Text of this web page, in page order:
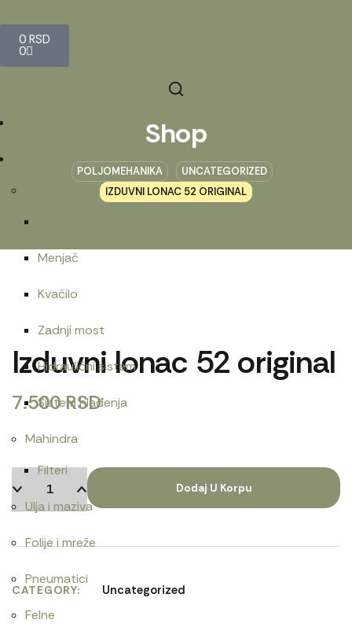
0 RSD
0
Menjač
Kvačilo
Zadnji most
Hidraulični sistem
Sistem hlađenja
Mahindra
Filteri
Ulja i maziva
Folije i mreže
Pneumatici
Felne
Shop
POLJOMEHANIKA
UNCATEGORIZED
IZDUVNI LONAC 52 ORIGINAL
Izduvni lonac 52 original
7.500RSD
Dodaj U Korpu
CATEGORY Uncategorized